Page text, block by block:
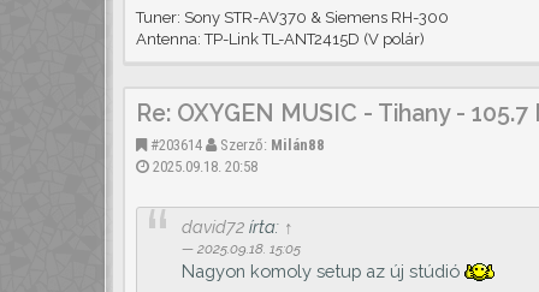
Tuner: Sony STR-AV370 & Siemens RH-300
Antenna: TP-Link TL-ANT2415D (V polár)
Re: OXYGEN MUSIC - Tihany - 105.7
#203614 Szerző: Milán88
2025.09.18. 20:58
david72írta: ↑
2025.09.18. 15:05
Nagyon komoly setup az új stúdió